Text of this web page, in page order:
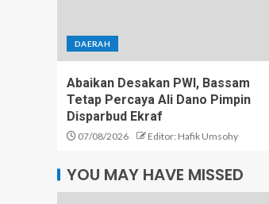
DAERAH
Abaikan Desakan PWI, Bassam
Tetap Percaya Ali Dano Pimpin
Disparbud Ekraf
07/08/2026 Editor: Hafik Umsohy
YOU MAY HAVE MISSED